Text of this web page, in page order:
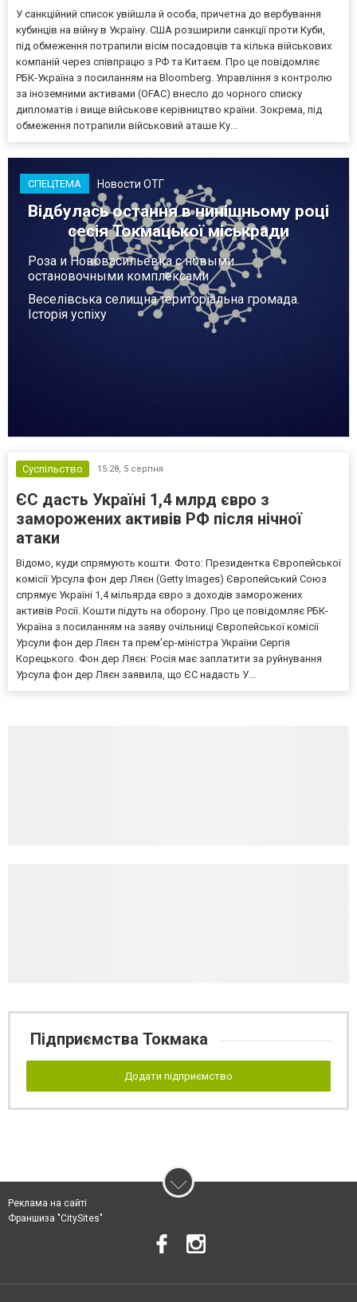
У санкційний список увійшла й особа, причетна до вербування
кубинців на війну в Україну. США розширили санкції проти Куби,
під обмеження потрапили вісім посадовців та кілька військових
компаній через співпрацю з РФ та Китаєм. Про це повідомляє
РБК-Україна з посиланням на Bloomberg. Управління з контролю
за іноземними активами (OFAC) внесло до чорного списку
дипломатів і вище військове керівництво країни. Зокрема, під
обмеження потрапили військовий аташе Ку...
СПЕЦТЕМА Новости ОТГ
Відбулась остання в нинішньому році
сесія Токмацької міськради
Роза и Нововасильевка с новыми
остановочными комплексами
Веселівська селищна територіальна громада.
Історія успіху
Суспільство 15:28, 5 серпня
ЄС дасть Україні 1,4 млрд євро з
заморожених активів РФ після нічної
атаки
Відомо, куди спрямують кошти. Фото: Президентка Європейської
комісії Урсула фон дер Ляєн (Getty Images) Європейський Союз
спрямує Україні 1,4 мільярда євро з доходів заморожених
активів Росії. Кошти підуть на оборону. Про це повідомляє РБК-
Україна з посиланням на заяву очільниці Європейської комісії
Урсули фон дер Ляєн та прем'єр-міністра України Сергія
Корецького. Фон дер Ляєн: Росія має заплатити за руйнування
Урсула фон дер Ляєн заявила, що ЄС надасть У...
Підприємства Токмака
Додати підприємство
Реклама на сайті
Франшиза "CitySites"